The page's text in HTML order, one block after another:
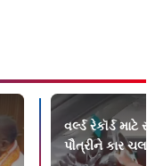
વર્લ્ડ રેકૉર્ડ માટે
પૌત્રીને કાર